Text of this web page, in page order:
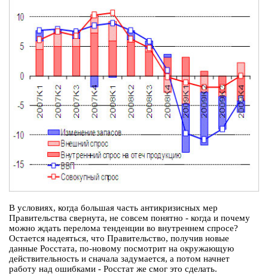
В условиях, когда большая часть антикризисных мер
Правительства свернута, не совсем понятно - когда и почему
можно ждать перелома тенденции во внутреннем спросе?
Остается надеяться, что Правительство, получив новые
данные Росстата, по-новому посмотрит на окружающую
действительность и сначала задумается, а потом начнет
работу над ошибками - Росстат же смог это сделать.